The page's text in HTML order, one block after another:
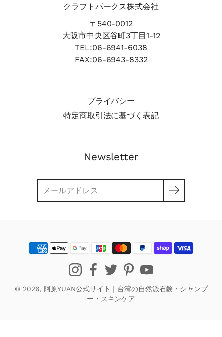
クラフトパークス株式会社
〒540-0012
大阪市中央区谷町3丁目1-12
TEL:06-6941-6038
FAX:06-6943-8332
プライバシー
特定商取引法に基づく表記
Newsletter
索
© 2026, 阿原YUAN公式サイト｜台湾の自然派石鹸・シャンプ
ー・スキンケア